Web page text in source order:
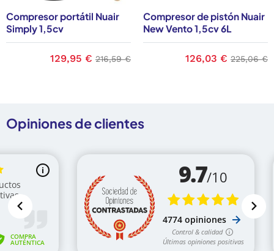
Compresor portátil Nuair
Simply 1,5cv
Precio
129,95 € Precio base
216,59 €
Compresor de pistón Nuair
New Vento 1,5cv 6L
Precio
126,03 € Precio
225,06 €
Opiniones de clientes